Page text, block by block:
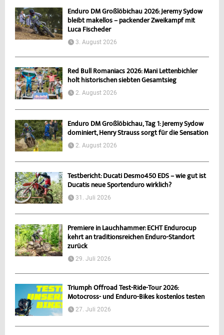
Enduro DM Großlöbichau 2026: Jeremy Sydow
bleibt makellos – packender Zweikampf mit
Luca Fischeder
3. August 2026
Red Bull Romaniacs 2026: Mani Lettenbichler
holt historischen siebten Gesamtsieg
2. August 2026
Enduro DM Großlöbichau, Tag 1: Jeremy Sydow
dominiert, Henry Strauss sorgt für die Sensation
2. August 2026
Testbericht: Ducati Desmo450 EDS – wie gut ist
Ducatis neue Sportenduro wirklich?
31. Juli 2026
Premiere in Lauchhammer: ECHT Endurocup
kehrt an traditionsreichen Enduro-Standort
zurück
29. Juli 2026
Triumph Offroad Test-Ride-Tour 2026:
Motocross- und Enduro-Bikes kostenlos testen
27. Juli 2026